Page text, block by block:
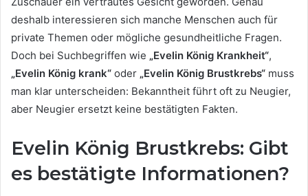
deshalb interessieren sich manche Menschen auch für
private Themen oder mögliche gesundheitliche Fragen.
Doch bei Suchbegriffen wie „Evelin König Krankheit“,
„Evelin König krank“ oder „Evelin König Brustkrebs“ muss
man klar unterscheiden: Bekanntheit führt oft zu Neugier,
aber Neugier ersetzt keine bestätigten Fakten.
Evelin König Brustkrebs: Gibt
es bestätigte Informationen?